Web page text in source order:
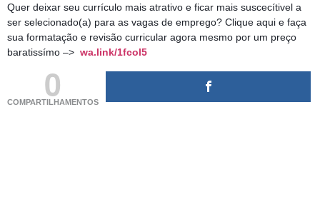
Quer deixar seu currículo mais atrativo e ficar mais suscecítivel a
ser selecionado(a) para as vagas de emprego? Clique aqui e faça
sua formatação e revisão curricular agora mesmo por um preço
baratissímo –> wa.link/1fcol5
0
COMPARTILHAMENTOS